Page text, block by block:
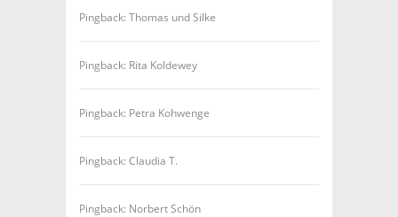
Pingback: Thomas und Silke
Pingback: Rita Koldewey
Pingback: Petra Kohwenge
Pingback: Claudia T.
Pingback: Norbert Schön